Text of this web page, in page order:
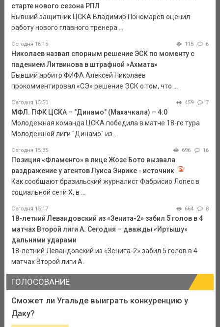
старте нового сезона РПЛ
Бывший защитник ЦСКА Владимир Пономарёв оценил
работу нового главного тренера ...
Сегодня 16:16 115 6
Николаев назвал спорным решение ЭСК по моменту с
падением Литвинова в штрафной «Ахмата»
Бывший арбитр ФИФА Алексей Николаев
прокомментировал «СЭ» решение ЭСК о том, что ...
Сегодня 15:50 459 7
МФЛ. ПФК ЦСКА – "Динамо" (Махачкала) – 4:0
Молодежная команда ЦСКА победила в матче 18-го тура
Молодежной лиги "Динамо" из ...
Сегодня 15:35 696 16
Позиция «Фламенго» в лице Жозе Бото вызвала
раздражение у агентов Луиса Энрике - источник
Как сообщают бразильский журналист Фабрисио Лопес в
социальной сети Х, в ...
Сегодня 15:17 664 8
18-летний Левандовский из «Зенита-2» забил 5 голов в 4
матчах Второй лиги А. Сегодня – дважды «Иртышу»
дальними ударами
18-летний Левандовский из «Зенита-2» забил 5 голов в 4
матчах Второй лиги А.
ГОЛОСОВАНИЕ
Сможет ли Угальде выиграть конкуренцию у
Даку?